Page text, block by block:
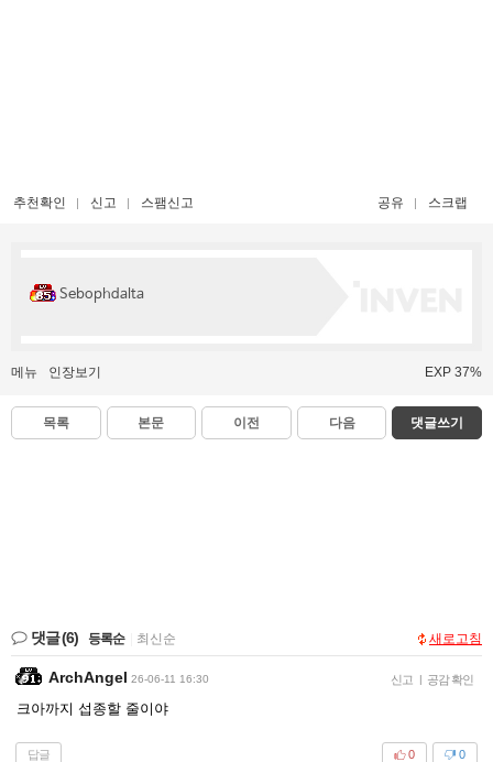
추천확인 신고 스팸신고 공유 스크랩
Sebophdalta
메뉴 인장보기 EXP 37%
목록 본문 이전 다음 댓글쓰기
댓글(6) 등록순 최신순 새로고침
ArchAngel 26-06-11 16:30 신고 | 공감 확인
크아까지 섭종할 줄이야
답글 0
0